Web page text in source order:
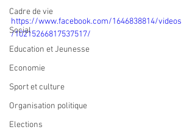
Cadre de vie
Social
Education et Jeunesse
Economie
Sport et culture
Organisation politique
Elections
https://www.facebook.com/1646838814/videos
/10215266817537517/